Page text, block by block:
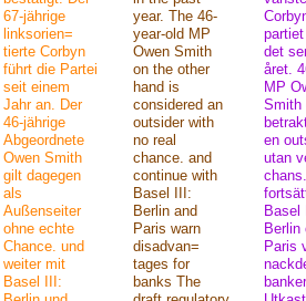
67-jährige
linksorien=
tierte Corbyn
führt die Partei
seit einem
Jahr an. Der
46-jährige
Abgeordnete
Owen Smith
gilt dagegen
als
Außenseiter
ohne echte
Chance. und
weiter mit
Basel III:
year. The 46-
year-old MP
Owen Smith
on the other
hand is
considered an
outsider with
no real
chance. and
continue with
Basel III:
Berlin and
Paris warn
disadvan=
tages for
banks The
det
året.
MP
Smith
en
utan
Basel
Berlin
Paris
banker